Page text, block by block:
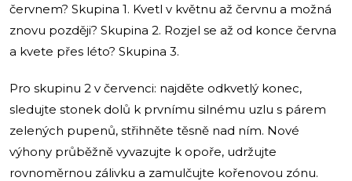
červnem? Skupina 1. Kvetl v květnu až červnu a možná
znovu později? Skupina 2. Rozjel se až od konce června
a kvete přes léto? Skupina 3.
Pro skupinu 2 v červenci: najděte odkvetlý konec,
sledujte stonek dolů k prvnímu silnému uzlu s párem
zelených pupenů, střihněte těsně nad ním. Nové
výhony průběžně vyvazujte k opoře, udržujte
rovnoměrnou zálivku a zamulčujte kořenovou zónu.